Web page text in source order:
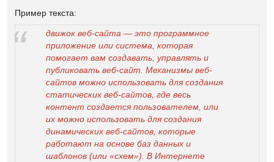
Пример текста:
движок веб-сайта — это программное
приложение или система, которая
помогает вам создавать, управлять и
публиковать веб-сайт. Механизмы веб-
сайтов можно использовать для создания
статических веб-сайтов, где весь
контент создается пользователем, или
их можно использовать для создания
динамических веб-сайтов, которые
работают на основе баз данных и
шаблонов (или «схем»). В Интернете